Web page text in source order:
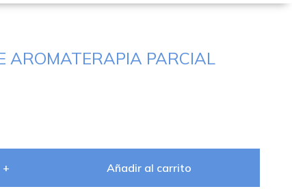
AROMATERAPIA PARCIAL
+ Añadir al carrito